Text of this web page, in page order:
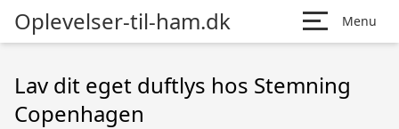
Oplevelser-til-ham.dk Menu
Lav dit eget duftlys hos Stemning
Copenhagen